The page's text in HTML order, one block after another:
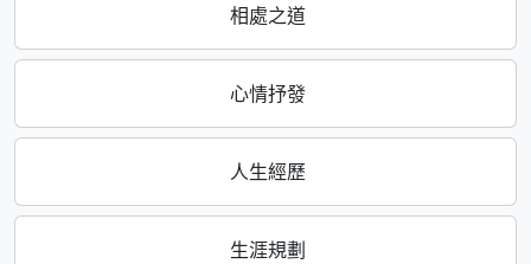
相處之道
心情抒發
人生經歷
生涯規劃